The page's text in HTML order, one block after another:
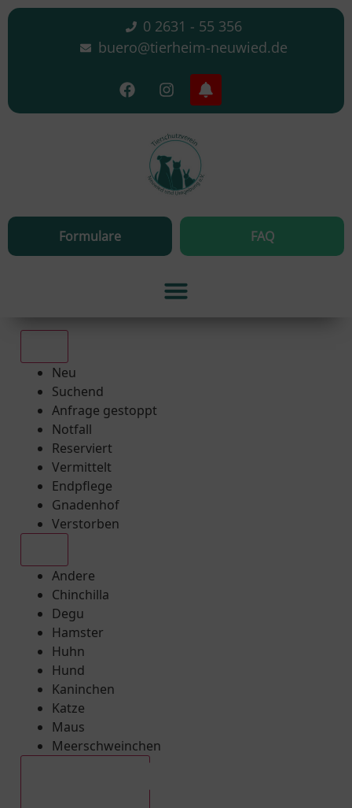
0 2631 - 55 356
buero@tierheim-neuwied.de
Formulare FAQ
Neu
Suchend
Anfrage gestoppt
Notfall
Reserviert
Vermittelt
Endpflege
Gnadenhof
Verstorben
Andere
Chinchilla
Degu
Hamster
Huhn
Hund
Kaninchen
Katze
Maus
Meerschweinchen